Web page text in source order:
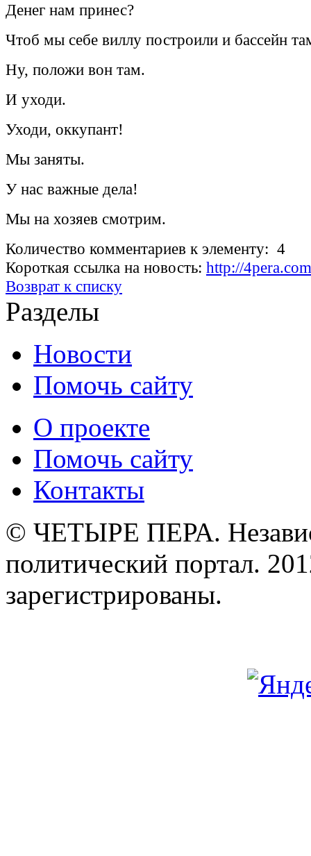
Денег нам принес?
Чтоб мы себе виллу построили и бассейн
Ну, положи вон там.
И уходи.
Уходи, оккупант!
Мы заняты.
У нас важные дела!
Мы на хозяев смотрим.
Количество комментариев к элементу: 4
Короткая ссылка на новость: http://
Возврат к списку
Разделы
Новости
Помочь сайту
О проекте
Помочь сайту
Контакты
© ЧЕТЫРЕ ПЕРА.
политический портал.
зарегистрированы.